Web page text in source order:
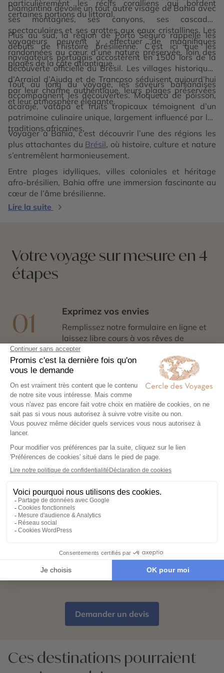
particulièrement les récifs coralliens qui bordent
certaines portions du littoral.
Diamantina dévoile un tout autre visage de Bahia avec
ses montagnes, ses canyons, ses cascades
spectaculaires et ses grottes aux eaux cristallines. Les
voyageurs peuvent y effectuer de magnifiques
randonnées au cœur d’une nature préservée, loin des
plages de la côte atlantique.
Plus au sud, la région de Porto Seguro rappelle les
débuts de l’histoire brésilienne. C’est ici que les
navigateurs portugais accostèrent en 1500 lors de la
découverte officielle du Brésil. Les villages historiques
d’Arraial d’Ajuda et de Trancoso séduisent aujourd’hui
par leur charme authentique, leurs plages préservées
et leur atmosphère élégante.
Tout au long du voyage, les saveurs bahianaises
accompagnent les découvertes. Moqueca de poisson,
acarajé, vatapá et fruits tropicaux témoignent d’un
patrimoine culinaire unique, largement influencé par les
traditions africaines.
Voyager à Bahia, c’est découvrir l’une des régions les
plus attachantes du Brésil, où histoire, culture et nature
s’entremêlent harmonieusement.
Entre plages idylliques, villes coloniales et héritage
afro-brésilien, Bahia offre une immersion fascinante au
cœur de l’âme brésilienne.
Lire la suite
Votre voyage sur mesure en 4
étapes
01 Exprimez vos envies
Remplissez notre formulaire en ligne et
laissez libre cours à vos rêves de
voyage : inspirations, budget, période
idéale…
02 Co-construisez votre itinéraire
Échangez avec un conseiller-expert
pour créer un voyage à votre image,
adapté à vos envies et à votre rythme.
03 Réservez en toute sérénité
Hébergements, transports, formalités,
expériences exclusives : nous nous
qu’à partir !
04 Partez l’esprit léger
Votre carnet de voyage personnalisé
Sur place, notre conciergerie reste
disponible 24/7
Demander un devis
Ces destinations pourraient